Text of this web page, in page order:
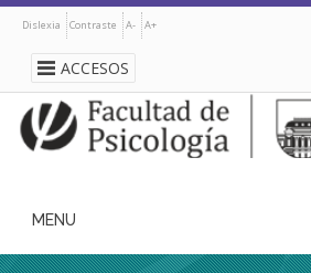
Pasar
principal
Dislexia Contraste A- A+
ACCESOS